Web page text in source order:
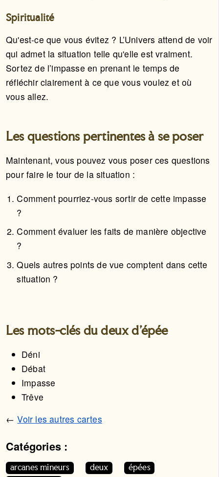
Spiritualité
Qu'est-ce que vous évitez ? L’Univers attend de voir
qui admet la situation telle qu'elle est vraiment.
Sortez de l’impasse en prenant le temps de
réfléchir clairement à ce que vous voulez et où
vous allez.
Les questions pertinentes à se poser
Maintenant, vous pouvez vous poser ces questions
pour faire le tour de la situation :
Comment pourriez-vous sortir de cette impasse
?
Comment évaluer les faits de manière objective
?
Quels autres points de vue comptent dans cette
situation ?
Les mots-clés du deux d'épée
Déni
Débat
Impasse
Trêve
←Voir les autres cartes
Catégories :
Cet article appartient aux catégories suivantes. Vous
arcanes mineurs deux
épées